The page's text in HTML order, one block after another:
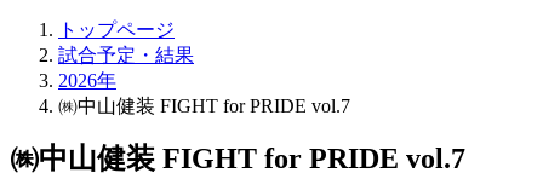
トップページ
試合予定・結果
2026年
㈱中山健装 FIGHT for PRIDE vol.7
㈱中山健装 FIGHT for PRIDE vol.7